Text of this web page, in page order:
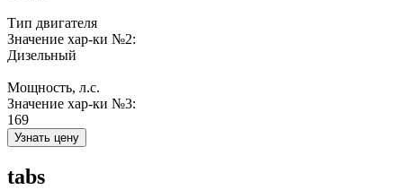
Тип двигателя
Значение хар-ки №2:
Дизельный
Мощность, л.с.
Значение хар-ки №3:
169
Узнать цену
tabs